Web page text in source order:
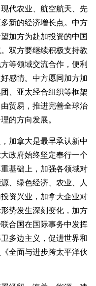
代农业、航空航天、先
新的经济增长点。中方
加方为赴加投资的中国
双方要继续积极支持教
等领域交流合作，便利
感情。中方愿同加方加
、亚太经合组织等框架
贸易，推进完善全球治
的方向发展。
加拿大是最早承认新中
政府始终坚定奉行一个
基础上，加强各领域对
、绿色经济、农业、人
资兴业，加拿大企业对
势发生深刻变化，加方
合国在国际事务中发挥
多边主义，促进世界和
全面与进步跨太平洋伙